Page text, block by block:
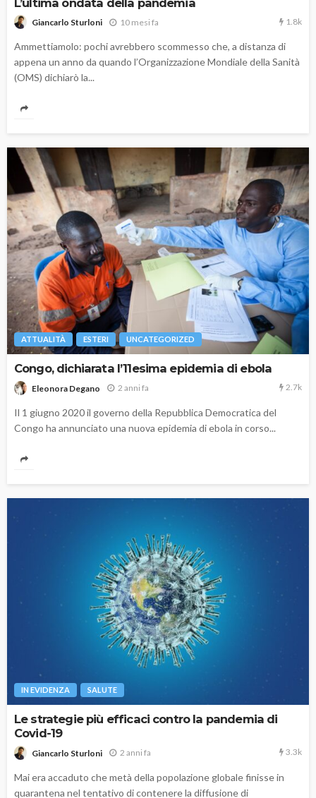
Giancarlo Sturloni 10 mesi fa 1.8k
Ammettiamolo: pochi avrebbero scommesso che, a distanza di
appena un anno da quando l’Organizzazione Mondiale della Sanità
(OMS) dichiarò la...
ATTUALITÀ ESTERI UNCATEGORIZED
Congo, dichiarata l’11esima epidemia di ebola
Eleonora Degano 2 anni fa 2.7k
Il 1 giugno 2020 il governo della Repubblica Democratica del
Congo ha annunciato una nuova epidemia di ebola in corso...
IN EVIDENZA SALUTE
Le strategie più efficaci contro la pandemia di
Covid-19
Giancarlo Sturloni 2 anni fa 3.3k
Mai era accaduto che metà della popolazione globale finisse in
quarantena nel tentativo di contenere la diffusione di